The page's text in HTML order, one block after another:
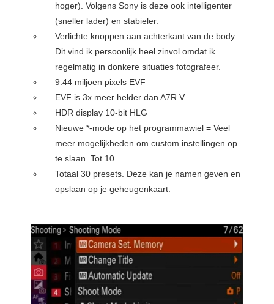
hoger). Volgens Sony is deze ook intelligenter
(sneller lader) en stabieler.
Verlichte knoppen aan achterkant van de body.
Dit vind ik persoonlijk heel zinvol omdat ik
regelmatig in donkere situaties fotografeer.
9.44 miljoen pixels EVF
EVF is 3x meer helder dan A7R V
HDR display 10-bit HLG
Nieuwe *-mode op het programmawiel = Veel
meer mogelijkheden om custom instellingen op
te slaan. Tot 10
Totaal 30 presets. Deze kan je namen geven en
opslaan op je geheugenkaart.